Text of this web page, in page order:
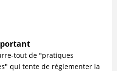
tout de "pratiques
qui tente de réglementer la